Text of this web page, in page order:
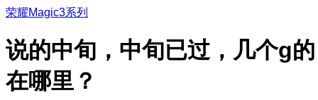
荣耀Magic3系列
说的中旬，中旬已过，几个g的
在哪里？